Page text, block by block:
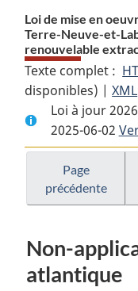
Loi de mise en
Terre-Neuve-et-
renouvelable
Texte complet :
disponibles) |XML
Loi à jour
2025-06-02
Page
précédente
Non-
atlantique